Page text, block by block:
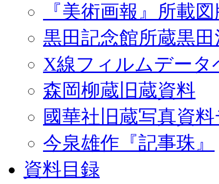
『美術画報』所載
黒田記念館所蔵黒
X線フィルムデータ
森岡柳蔵旧蔵資料
國華社旧蔵写真資
今泉雄作『記事珠』
資料目録